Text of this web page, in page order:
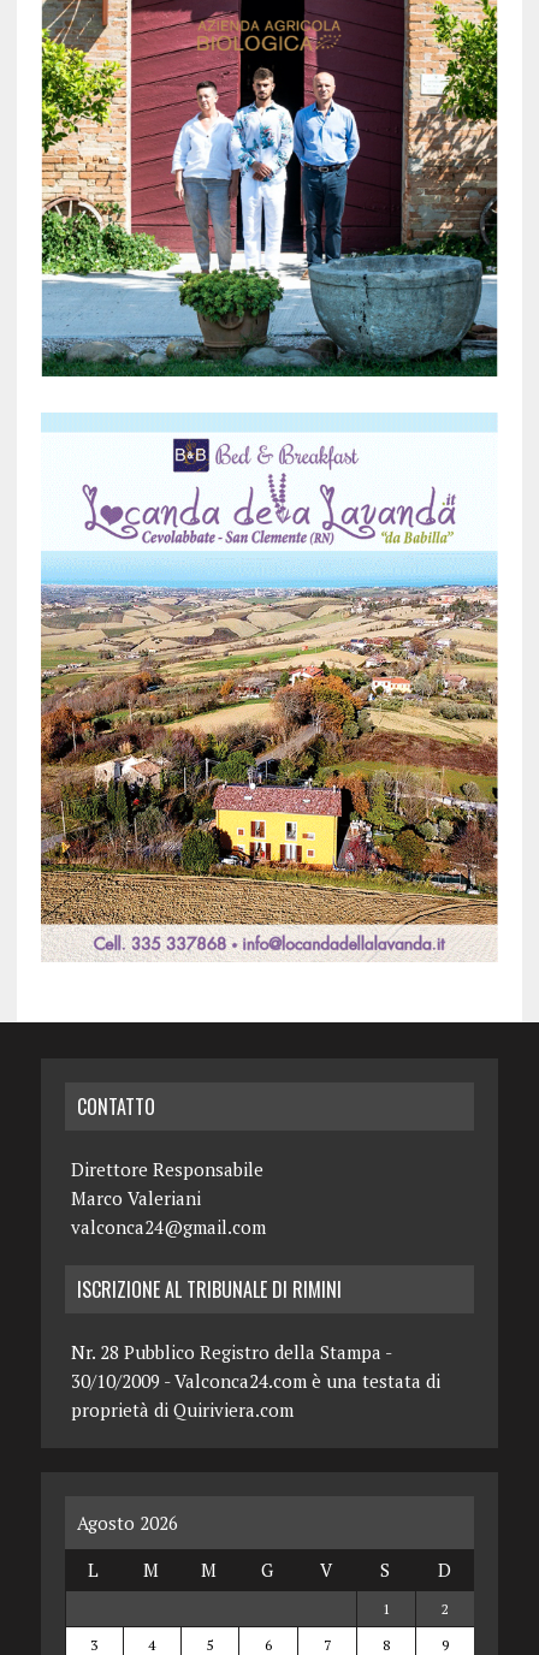
CONTATTO
Direttore Responsabile
Marco Valeriani
valconca24@gmail.com
ISCRIZIONE AL TRIBUNALE DI RIMINI
Nr. 28 Pubblico Registro della Stampa -
30/10/2009 - Valconca24.com è una testata di
proprietà di Quiriviera.com
Agosto 2026
L
M M G V S D
1
2
3
4 5 6 7 8 9